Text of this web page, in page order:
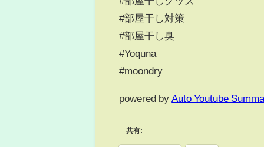
#部屋干し対策
#部屋干し臭
#Yoquna
#moondry
powered by Auto Youtube
共有: